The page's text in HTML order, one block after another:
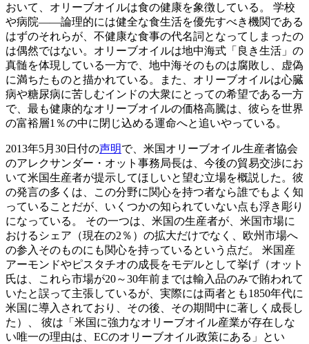
おいて、オリーブオイルは食の健康を象徴している。 学校
や病院――論理的には健全な食生活を優先すべき機関である
はずのそれらが、不健康な食事の代名詞となってしまったの
は偶然ではない。オリーブオイルは地中海式「良き生活」の
真髄を体現している一方で、地中海そのものは腐敗し、虚偽
に満ちたものと描かれている。また、オリーブオイルは心臓
病や糖尿病に苦しむインドの大衆にとっての希望である一方
で、最も健康的なオリーブオイルの価格高騰は、彼らを世界
の富裕層1％の中に閉じ込める運命へと追いやっている。
2013年5月30日付の声明で、米国オリーブオイル生産者協会
のアレクサンダー・オット事務局長は、今後の貿易交渉にお
いて米国生産者が提示してほしいと望む立場を概説した。彼
の発言の多くは、この分野に関心を持つ者なら誰でもよく知
っていることだが、いくつかの知られていない点も浮き彫り
になっている。 その一つは、米国の生産者が、米国市場に
おけるシェア（現在の2％）の拡大だけでなく、欧州市場へ
の参入そのものにも関心を持っているという点だ。 米国産
アーモンドやピスタチオの成長をモデルとして挙げ（オット
氏は、これら市場が20～30年前までは輸入品のみで賄われて
いたと誤って主張しているが、実際には両者とも1850年代に
米国に導入されており、その後、その期間中に著しく成長し
た）、 彼は「米国に強力なオリーブオイル産業が存在しな
い唯一の理由は、ECのオリーブオイル政策にある」とい